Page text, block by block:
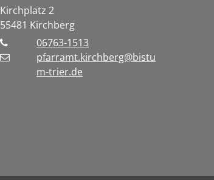
Kirchplatz 2
55481 Kirchberg
06763-1513
pfarramt.kirchberg@bistu
m-trier.de